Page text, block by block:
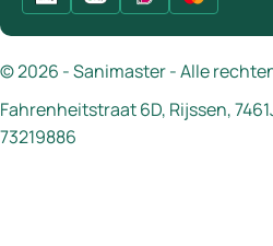
© 2026 - Sanimaster - Alle
Fahrenheitstraat 6D, Rijssen,
73219886